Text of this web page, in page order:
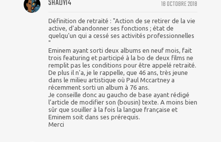
18 OCTOBRE 2018
Définition de retraité : "Action de se retirer de la vie
active, d'abandonner ses fonctions ; état de
quelqu'un qui a cessé ses activités professionnelles
"
Eminem ayant sorti deux albums en neuf mois, fait
trois featuring et participé à la bo de deux films ne
remplit pas les conditions pour être appelé retraité.
De plus il n'a, je le rappelle, que 46 ans, très jeune
dans le milieu artistique où Paul Mccartney a
récemment sorti un album à 76 ans.
Je conseille donc au gaucho de base ayant rédigé
l’article de modifier son (bousin) texte. A moins bien
sûr que souiller à la fois la langue française et
Eminem soit dans ses prérequis.
Merci